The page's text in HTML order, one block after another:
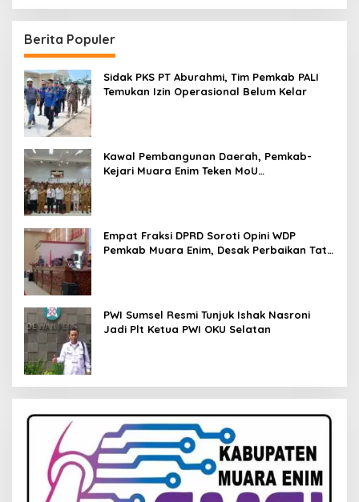
Berita Populer
Sidak PKS PT Aburahmi, Tim Pemkab PALI
Temukan Izin Operasional Belum Kelar
Kawal Pembangunan Daerah, Pemkab-
Kejari Muara Enim Teken MoU
Empat Fraksi DPRD Soroti Opini WDP
Pemkab Muara Enim, Desak Perbaikan Tata
PWI Sumsel Resmi Tunjuk Ishak Nasroni
Jadi Plt Ketua PWI OKU Selatan